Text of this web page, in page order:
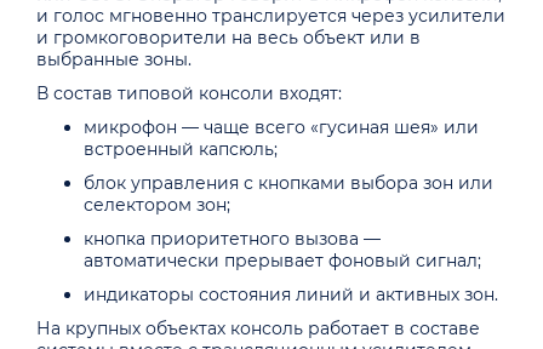
и голос мгновенно транслируется через усилители
и громкоговорители на весь объект или в
выбранные зоны.
В состав типовой консоли входят:
микрофон — чаще всего «гусиная шея» или
встроенный капсюль;
блок управления с кнопками выбора зон или
селектором зон;
кнопка приоритетного вызова —
автоматически прерывает фоновый сигнал;
индикаторы состояния линий и активных зон.
На крупных объектах консоль работает в составе